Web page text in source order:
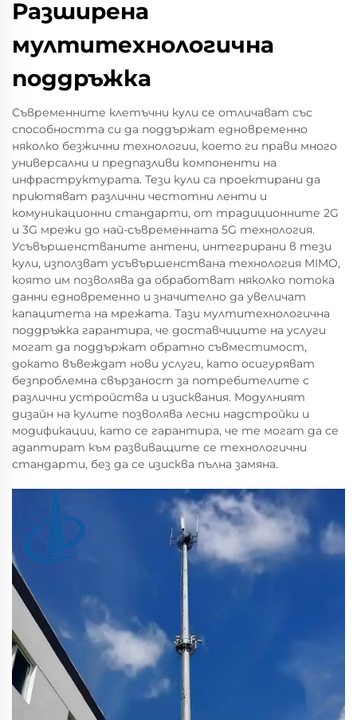
Разширена
мултитехнологична
поддръжка
Съвременните клетъчни кули се отличават със
способността си да поддържат едновременно
няколко безжични технологии, което ги прави много
универсални и предпазливи компоненти на
инфраструктурата. Тези кули са проектирани да
приютяват различни честотни ленти и
комуникационни стандарти, от традиционните 2G
и 3G мрежи до най-съвременната 5G технология.
Усъвършенстваните антени, интегрирани в тези
кули, използват усъвършенствана технология MIMO,
която им позволява да обработват няколко потока
данни едновременно и значително да увеличат
капацитета на мрежата. Тази мултитехнологична
поддръжка гарантира, че доставчиците на услуги
могат да поддържат обратно съвместимост,
докато въвеждат нови услуги, като осигуряват
безпроблемна свързаност за потребителите с
различни устройства и изисквания. Модулният
дизайн на кулите позволява лесни надстройки и
модификации, като се гарантира, че те могат да се
адаптират към развиващите се технологични
стандарти, без да се изисква пълна замяна.